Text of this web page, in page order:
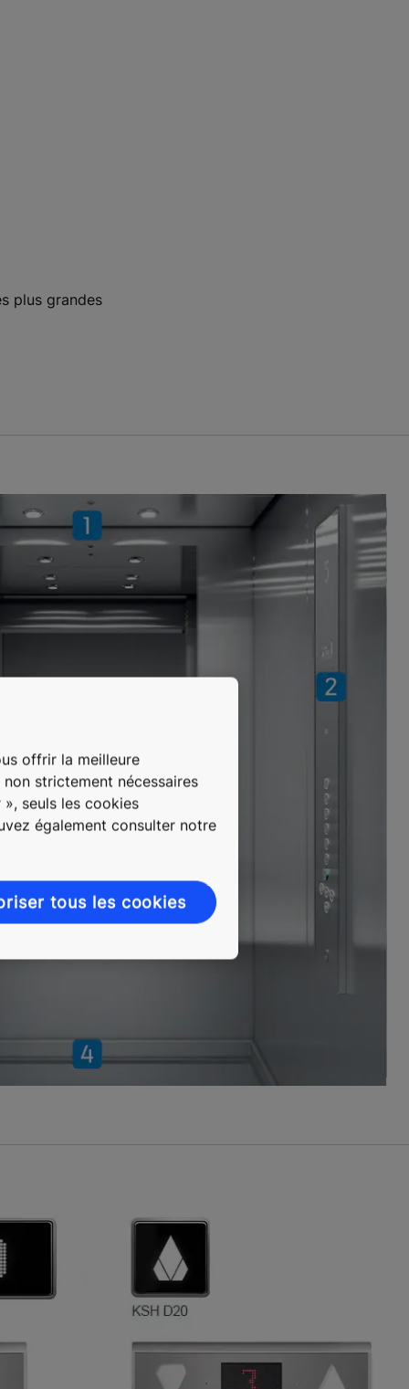
plus grandes
offrir la meilleure
strictement nécessaires
seuls les cookies
également consulter notre
tous les cookies